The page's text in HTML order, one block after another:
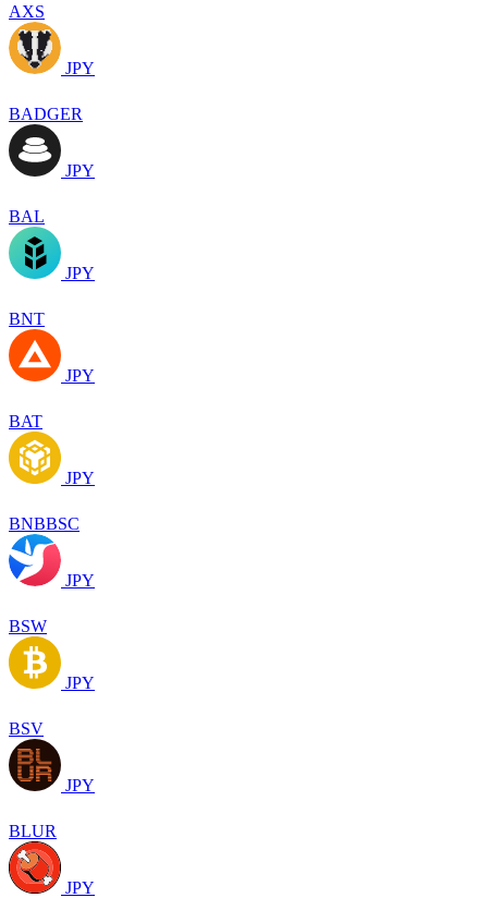
AXS
JPY
BADGER
JPY
BAL
JPY
BNT
JPY
BAT
JPY
BNBBSC
JPY
BSW
JPY
BSV
JPY
BLUR
JPY